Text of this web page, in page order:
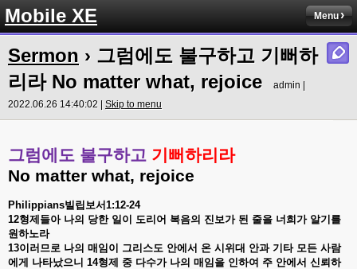
Mobile XE Menu
Sermon › 그럼에도 불구하고 기뻐하
리라 No matter what, rejoice
admin |
2022.06.26 14:40:02 | Skip to menu
그럼에도 불구하고 기뻐하리라
No matter what, rejoice
Philippians빌립보서 1:12-24
12형제들아 나의 당한 일이 도리어 복음의 진보가 된 줄을 너희가 알기를
원하노라
13이러므로 나의 매임이 그리스도 안에서 온 시위대 안과 기타 모든 사람
에게 나타났으니 14형제 중 다수가 나의 매임을 인하여 주 안에서 신뢰하